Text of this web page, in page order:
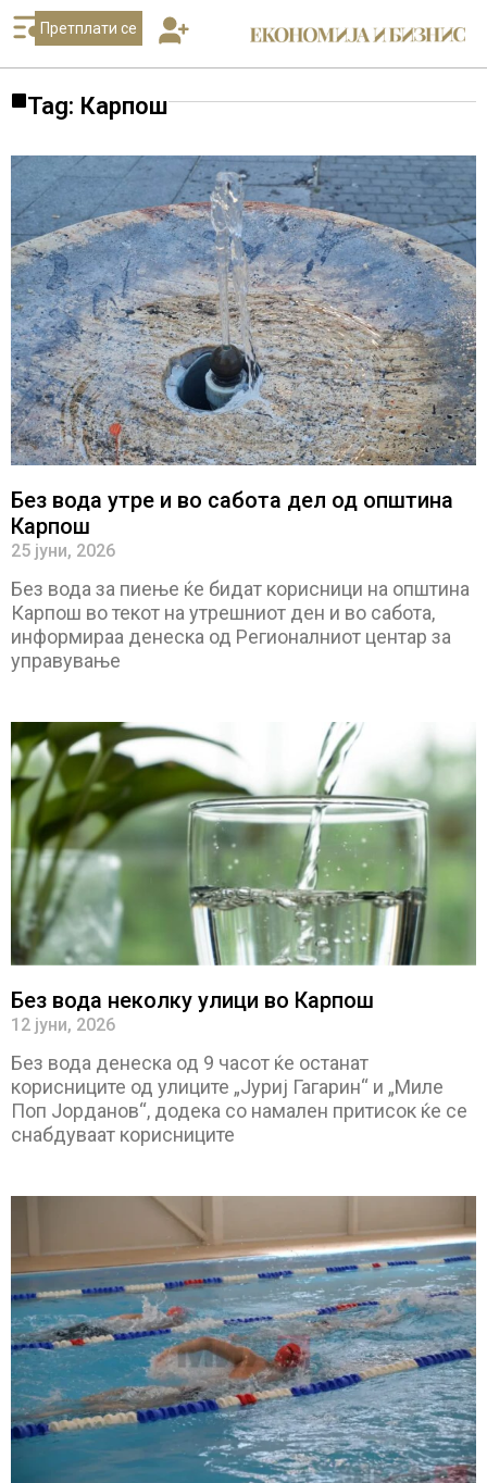
Претплати се
Tag: Карпош
Без вода утре и во сабота дел од општина
Карпош
25 јуни, 2026
Без вода за пиење ќе бидат корисници на општина
Карпош во текот на утрешниот ден и во сабота,
информираа денеска од Регионалниот центар за
управување
Без вода неколку улици во Карпош
12 јуни, 2026
Без вода денеска од 9 часот ќе останат
корисниците од улиците „Јуриј Гагарин“ и „Миле
Поп Јорданов“, додека со намален притисок ќе се
снабдуваат корисниците